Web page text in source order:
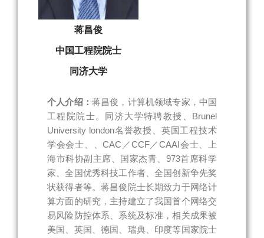
蒋昌俊
中国工程院院士
同济大学
个人介绍： 蒋昌俊，计算机领域专家，中国
工程院院士。同济大学特聘教授、Brunel
University london名誉教授、英国工程技术
学会会士、、CAC／CCF／CAAI会士、上
海市科协副主席、国家杰青、973首席科学
家、全国优秀科技工作者、全国创新争先奖
状获得者等。蒋昌俊院士长期致力于网络计
算方面的研究，主持建立了我国首个网络交
易风险防控体系、系统及标准，相关成果被
美国、英国、德国、瑞典、印度等国家院士